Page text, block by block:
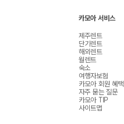
카모아 서비스
제주렌트
단기렌트
해외렌트
월렌트
숙소
여행자보험
카모아 회원 혜택
자주 묻는 질문
카모아 TIP
사이트맵